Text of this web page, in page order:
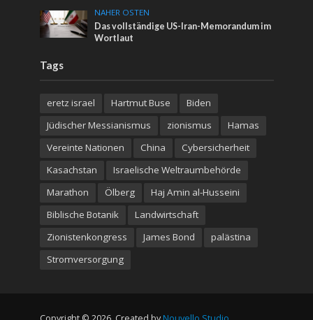
NAHER OSTEN
Das vollständige US-Iran-Memorandum im
Wortlaut
Tags
eretz israel Hartmut Buse
Biden
Jüdischer Messianismus
zionismus
Hamas
Vereinte Nationen
China
Cybersicherheit
Kasachstan
Israelische Weltraumbehörde
Marathon
Ölberg
Haj Amin al-Husseini
Biblische Botanik
Landwirtschaft
Zionistenkongress
James Bond
palästina
Stromversorgung